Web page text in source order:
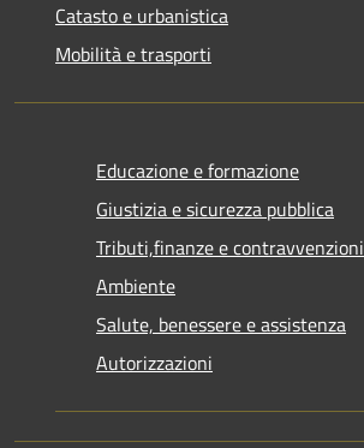
Catasto e urbanistica
Mobilità e trasporti
Educazione e formazione
Giustizia e sicurezza pubblica
Tributi,finanze e contravvenzioni
Ambiente
Salute, benessere e assistenza
Autorizzazioni